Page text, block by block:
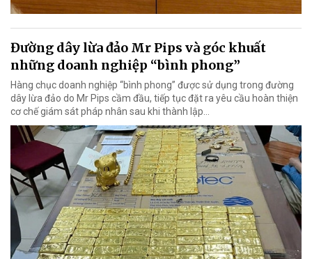
Đường dây lừa đảo Mr Pips và góc khuất
những doanh nghiệp “bình phong”
Hàng chục doanh nghiệp “bình phong” được sử dụng trong đường
dây lừa đảo do Mr Pips cầm đầu, tiếp tục đặt ra yêu cầu hoàn thiện
cơ chế giám sát pháp nhân sau khi thành lập…